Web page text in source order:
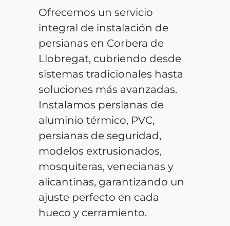
Ofrecemos un servicio
integral de instalación de
persianas en Corbera de
Llobregat, cubriendo desde
sistemas tradicionales hasta
soluciones más avanzadas.
Instalamos persianas de
aluminio térmico, PVC,
persianas de seguridad,
modelos extrusionados,
mosquiteras, venecianas y
alicantinas, garantizando un
ajuste perfecto en cada
hueco y cerramiento.